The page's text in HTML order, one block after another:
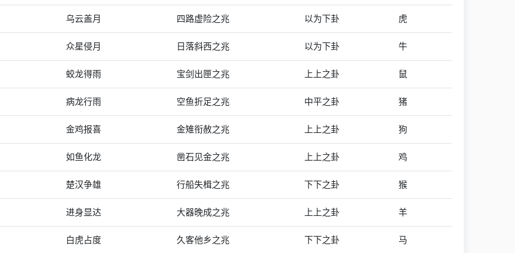
乌云盖月 四路虚险之兆 以为下卦 虎
众星侵月 日落斜西之兆 以为下卦 牛
蛟龙得雨 宝剑出匣之兆 上上之卦 鼠
病龙行雨 空鱼折足之兆 中平之卦 猪
金鸡报喜 金雉衔赦之兆 上上之卦 狗
如鱼化龙 凿石见金之兆 上上之卦 鸡
楚汉争雄 行船失楫之兆 下下之卦 猴
进身显达 大器晚成之兆 上上之卦 羊
白虎占度 久客他乡之兆 下下之卦 马